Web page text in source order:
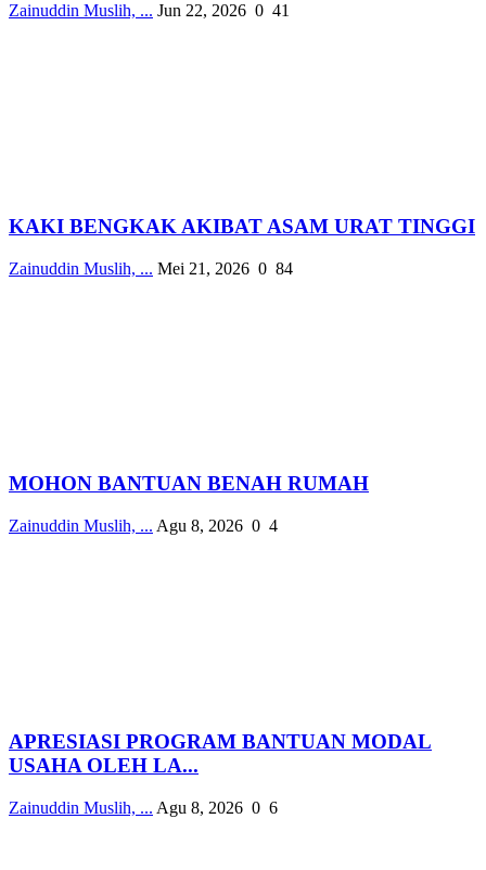
Zainuddin Muslih, ... Jun 22, 2026 0 41
KAKI BENGKAK AKIBAT ASAM URAT TINGGI
Zainuddin Muslih, ... Mei 21, 2026 0 84
MOHON BANTUAN BENAH RUMAH
Zainuddin Muslih, ... Agu 8, 2026 0 4
APRESIASI PROGRAM BANTUAN MODAL
USAHA OLEH LA...
Zainuddin Muslih, ... Agu 8, 2026 0 6